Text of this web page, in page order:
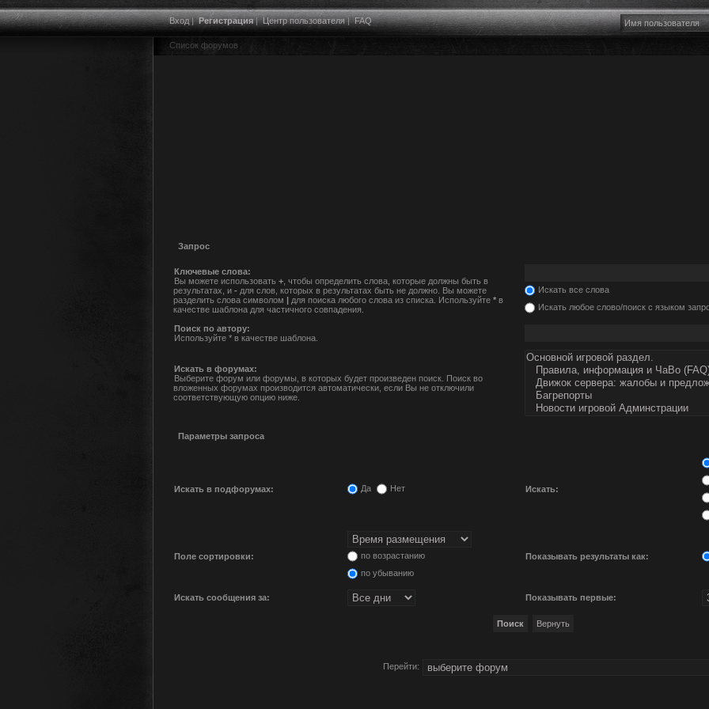
Вход|Регистрация|Центр пользователя|FAQ
Список форумов
Запрос
Ключевые слова:
Вы можете использовать + , чтобы определить слова, которые должны быть в
результатах, и - для слов, которых в результатах быть не должно. Вы можете
разделить слова символом | для поиска любого слова из списка. Используйте * в
качестве шаблона для частичного совпадения.
Искать все слова
Искать любое слово/поиск с языком
Поиск по автору:
Используйте * в качестве шаблона.
Искать в форумах:
Выберите форум или форумы, в которых будет произведен поиск. Поиск во
вложенных форумах производится автоматически, если Вы не отключили
соответствующую опцию ниже.
Параметры запроса
Искать в подфорумах: Да Нет Искать:
Поле сортировки:
по возрастанию
по убыванию
Показывать результаты как:
Искать сообщения за: Показывать первые:
Перейти: